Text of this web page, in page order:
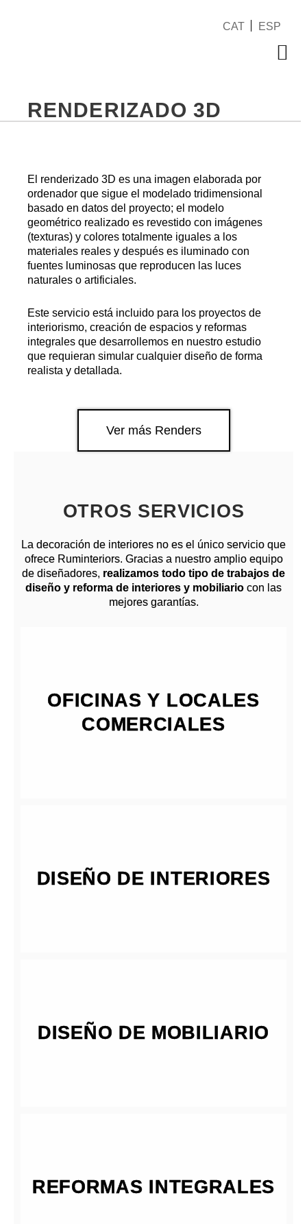
CAT ESP
RENDERIZADO 3D
El renderizado 3D es una imagen elaborada por
ordenador que sigue el modelado tridimensional
basado en datos del proyecto; el modelo
geométrico realizado es revestido con imágenes
(texturas) y colores totalmente iguales a los
materiales reales y después es iluminado con
fuentes luminosas que reproducen las luces
naturales o artificiales.
Este servicio está incluido para los proyectos de
interiorismo, creación de espacios y reformas
integrales que desarrollemos en nuestro estudio
que requieran simular cualquier diseño de forma
realista y detallada.
Ver más Renders
OTROS SERVICIOS
La decoración de interiores no es el único servicio que
ofrece Ruminteriors. Gracias a nuestro amplio equipo
de diseñadores, realizamos todo tipo de trabajos de
diseño y reforma de interiores y mobiliario con las
mejores garantías.
OFICINAS Y LOCALES
COMERCIALES
DISEÑO DE INTERIORES
DISEÑO DE MOBILIARIO
REFORMAS INTEGRALES